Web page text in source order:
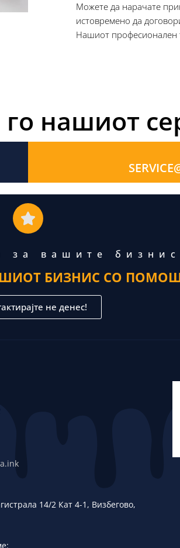
Можете да нарачате
истовремено да
Нашиот професионален
го нашиот
за вашите
БИЗНИС СО ПОМОШ
не денес!
14/2 Кат 4-1, Визбегово,